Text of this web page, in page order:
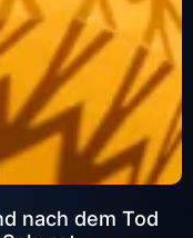
nach dem Tod